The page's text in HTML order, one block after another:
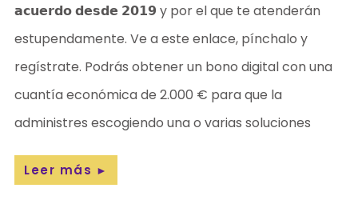
𝗮𝗰𝘂𝗲𝗿𝗱𝗼 𝗱𝗲𝘀𝗱𝗲 𝟮𝟬𝟭𝟵 y por el que te atenderán
estupendamente. Ve a este enlace, pínchalo y
regístrate. Podrás obtener un bono digital con una
cuantía económica de 2.000 € para que la
administres escogiendo una o varias soluciones
Leer más ►